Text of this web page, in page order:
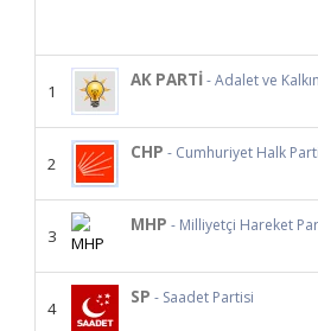
1
AK PARTİ- Adalet ve
2
CHP - Cumhuriyet Halk
3
MHP - Milliyetçi Hareket
4
SP - Saadet Partisi